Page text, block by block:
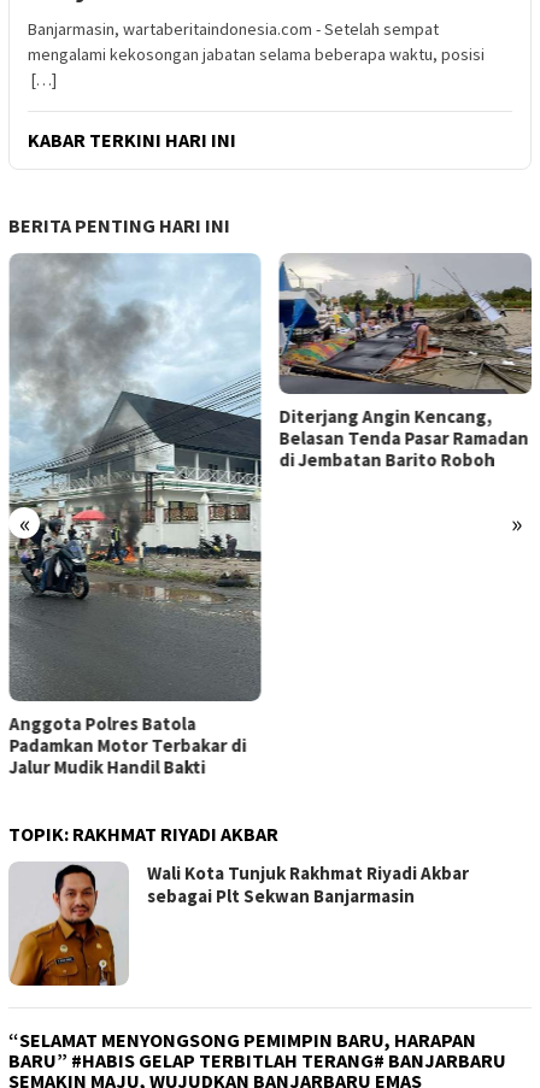
Banjarmasin, wartaberitaindonesia.com - Setelah sempat
mengalami kekosongan jabatan selama beberapa waktu, posisi
[…]
KABAR TERKINI HARI INI
BERITA PENTING HARI INI
« »
Anggota Polres Batola
Padamkan Motor Terbakar di
Jalur Mudik Handil Bakti
Diterjang Angin Kencang,
Belasan Tenda Pasar Ramadan
di Jembatan Barito Roboh
TOPIK: RAKHMAT RIYADI AKBAR
Wali Kota Tunjuk Rakhmat Riyadi Akbar
sebagai Plt Sekwan Banjarmasin
“SELAMAT MENYONGSONG PEMIMPIN BARU, HARAPAN
BARU” #HABIS GELAP TERBITLAH TERANG# BANJARBARU
SEMAKIN MAJU, WUJUDKAN BANJARBARU EMAS